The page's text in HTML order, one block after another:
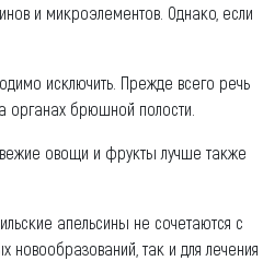
и микроэлементов. Однако, если
исключить. Прежде всего речь
органах брюшной полости.
овощи и фрукты лучше также
апельсины не сочетаются с
новообразований, так и для лечения